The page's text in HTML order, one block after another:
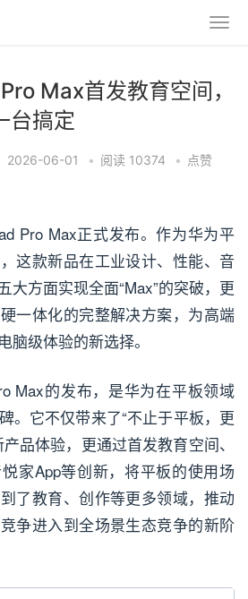
Max首发教育空间，
台搞定
2026-06-01 • 阅读 10374 • 点赞
Pro Max正式发布。作为华为平
这款新品在工业设计、性能、音
大方面实现全面“Max”的突破，更
一体化的完整解决方案，为高端
脑级体验的新选择。
Max的发布，是华为在平板领域
。它不仅带来了“不止于平板，更
品体验，更通过首发教育空间、
家App等创新，将平板的使用场
了教育、创作等更多领域，推动
争进入到全场景生态竞争的新阶